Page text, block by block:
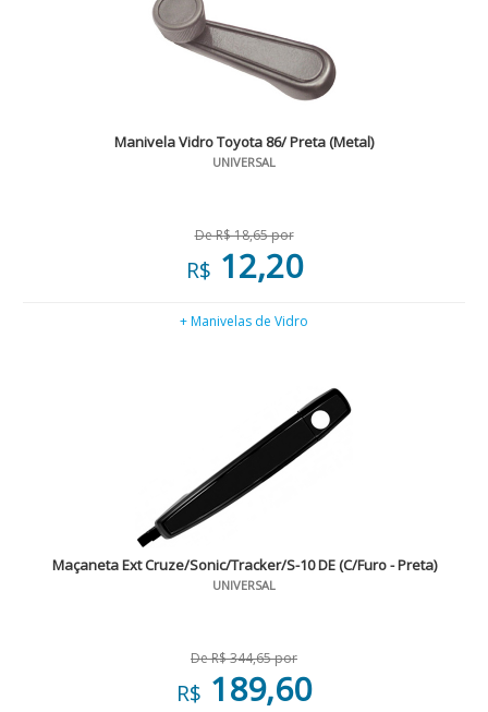
Manivela Vidro Toyota 86/ Preta (Metal)
UNIVERSAL
De R$ 18,65 por
R$ 12,20
+ Manivelas de Vidro
Maçaneta Ext Cruze/Sonic/Tracker/S-10 DE (C/Furo - Preta)
UNIVERSAL
De R$ 344,65 por
R$ 189,60